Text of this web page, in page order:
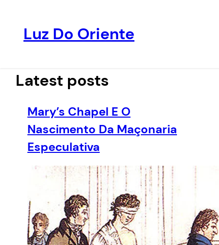
conteúdo
Luz Do Oriente
Latest posts
Mary’s Chapel E O
Nascimento Da Maçonaria
Especulativa